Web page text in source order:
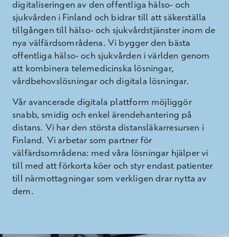
digitaliseringen av den offentliga hälso- och
sjukvården i Finland och bidrar till att säkerställa
tillgången till hälso- och sjukvårdstjänster inom de
nya välfärdsområdena. Vi bygger den bästa
offentliga hälso- och sjukvården i världen genom
att kombinera telemedicinska lösningar,
vårdbehovslösningar och digitala lösningar.
Vår avancerade digitala plattform möjliggör
snabb, smidig och enkel ärendehantering på
distans. Vi har den största distansläkarresursen i
Finland. Vi arbetar som partner för
välfärdsområdena: med våra lösningar hjälper vi
till med att förkorta köer och styr endast patienter
till närmottagningar som verkligen drar nytta av
dem.